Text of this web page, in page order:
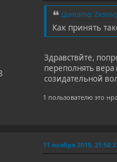
Цитата:
Как принять
Здравствйте,
переполнять
созидательной
1 пользователю это
11 ноября 2019,